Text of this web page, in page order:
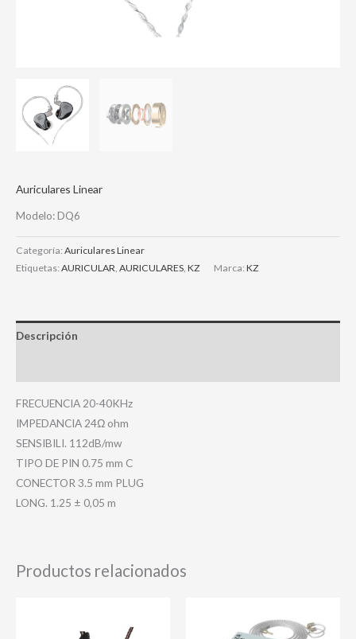
Auriculares Linear
Modelo: DQ6
Categoría: Auriculares Linear
Etiquetas: AURICULAR AURICULARES KZ Marca: KZ
Descripción
FRECUENCIA 20-40KHz
IMPEDANCIA 24Ω ohm
SENSIBILI. 112dB/mw
TIPO DE PIN 0.75 mm C
CONECTOR 3.5 mm PLUG
LONG. 1.25 ± 0,05 m
Productos relacionados